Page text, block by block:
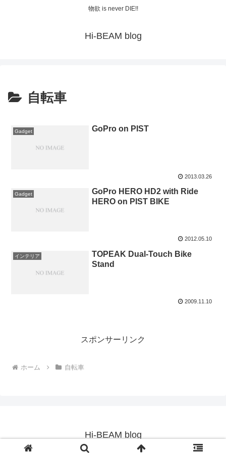
物欲 is never DIE!!
Hi-BEAM blog
自転車
Gadget GoPro on PIST
2013.03.26
Gadget
GoPro HERO HD2 with Ride
HERO on PIST BIKE
2012.05.10
インテリア
TOPEAK Dual-Touch Bike
Stand
2009.11.10
スポンサーリンク
ホーム 自転車
Hi-BEAM blog
© 2009 Hi-BEAM blog.